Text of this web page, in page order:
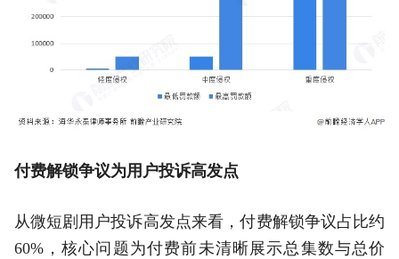
付费解锁争议为用户投诉高发点
从微短剧用户投诉高发点来看，付费解锁争议占比约
60%，核心问题为付费前未清晰展示总集数与总价